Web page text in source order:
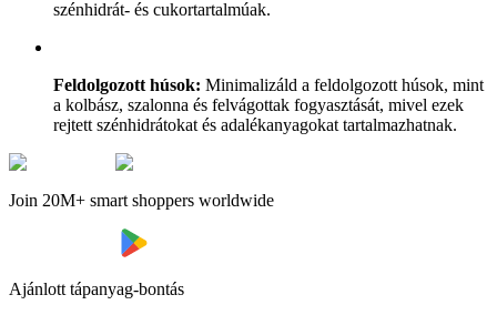
szénhidrát- és cukortartalmúak.
Feldolgozott húsok: Minimalizáld a feldolgozott húsok, mint
a kolbász, szalonna és felvágottak fogyasztását, mivel ezek
rejtett szénhidrátokat és adalékanyagokat tartalmazhatnak.
Join 20M+ smart shoppers worldwide
Ajánlott tápanyag-bontás